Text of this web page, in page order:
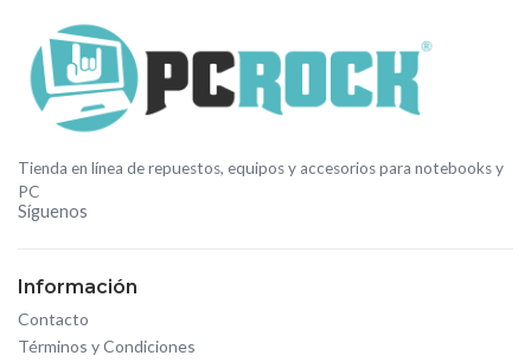
Tienda en línea de repuestos, equipos y accesorios para notebooks y
PC
Síguenos
Información
Contacto
Términos y Condiciones